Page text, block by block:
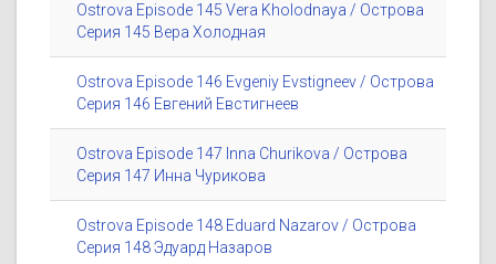
Ostrova Episode 145 Vera Kholodnaya / Острова
Серия 145 Вера Холодная
Ostrova Episode 146 Evgeniy Evstigneev / Острова
Серия 146 Евгений Евстигнеев
Ostrova Episode 147 Inna Churikova / Острова
Серия 147 Инна Чурикова
Ostrova Episode 148 Eduard Nazarov / Острова
Серия 148 Эдуард Назаров